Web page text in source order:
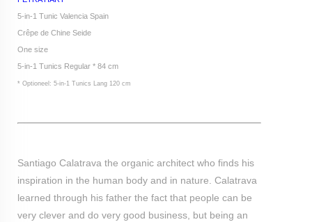
5-in-1 Tunic Valencia Spain
Crêpe de Chine Seide
One size
5-in-1 Tunics Regular * 84 cm
* Optioneel: 5-in-1 Tunics Lang 120 cm
Santiago Calatrava the organic architect who finds his
inspiration in the human body and in nature. Calatrava
learned through his father the fact that people can be
very clever and do very good business, but being an